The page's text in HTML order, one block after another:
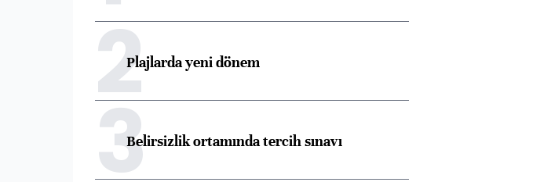
2Plajlarda yeni dönem
3Belirsizlik ortamında tercih sınavı